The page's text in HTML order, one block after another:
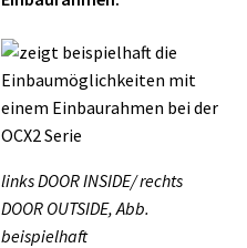
links DOOR INSIDE/ rechts
DOOR OUTSIDE, Abb.
beispielhaft